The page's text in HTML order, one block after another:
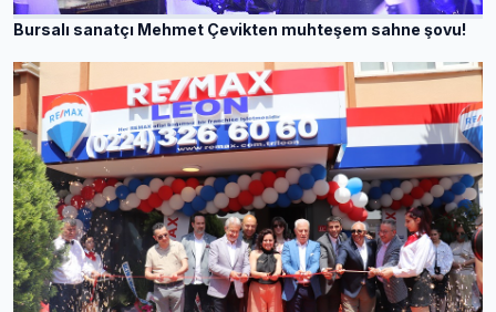
Bursalı sanatçı Mehmet Çevikten muhteşem sahne şovu!